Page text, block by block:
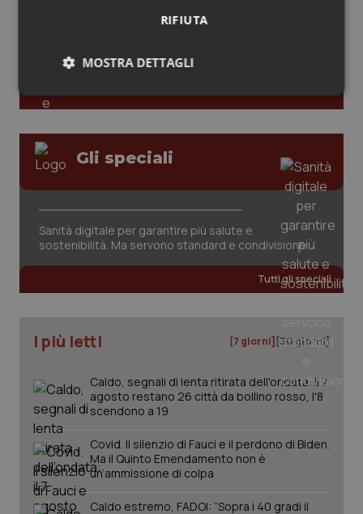
Toscana
Umbria
Valle D’Aosta
Veneto
Neuroscienze & patologie neurodegenerative
Obesità
Oftalmologia
Oncodermatologia
Oncoematologia
Oncologia & Nutrizione
Quotidiano Oncologia
Quotidiano Pediatria
Rene & patologie urogenitali
Gli speciali
Sanità digitale per garantire più salute e
sostenibilità. Ma servono standard e condivisione
Tutti gli speciali
I più letti [7 giorni] [30 giorni]
Caldo, segnali di lenta ritirata dell'ondata: il 7
agosto restano 26 città da bollino rosso, l'8
scendono a 19
Covid. Il silenzio di Fauci e il perdono di Biden.
Ma il Quinto Emendamento non è
un’ammissione di colpa
Caldo estremo, FADOI: “Sopra i 40 gradi il
RIFIUTA
MOSTRA DETTAGLI
Necessari Statistici Marketing
Necessari Statistici Marketing
I cookie necessari contribuiscono a rendere fruibile il
sito web abilitandone funzionalità di base quali la
navigazione sulle pagine e l'accesso alle aree
protette del sito. Il sito web non è in grado di
funzionare correttamente senza questi cookie.
VISITOR_PRIVACY_METADATA
YouTube